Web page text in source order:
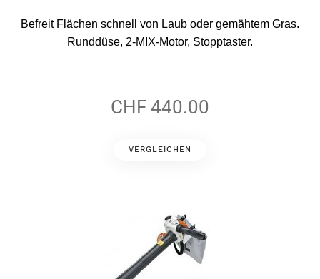
Befreit Flächen schnell von Laub oder gemähtem Gras.
Runddüse, 2-MIX-Motor, Stopptaster.
CHF 440.00
VERGLEICHEN